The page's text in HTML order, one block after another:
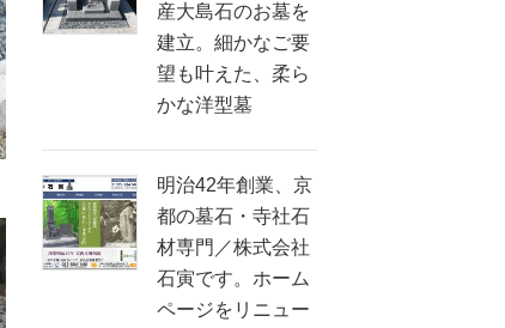
産大島石のお墓を
建立。細かなご要
望も叶えた、柔ら
かな洋型墓
明治42年創業、京
都の墓石・寺社石
材専門／株式会社
石寅です。ホーム
ページをリニュー